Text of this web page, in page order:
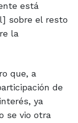
está
sobre el resto
la
que, a
de
ya
se vio otra